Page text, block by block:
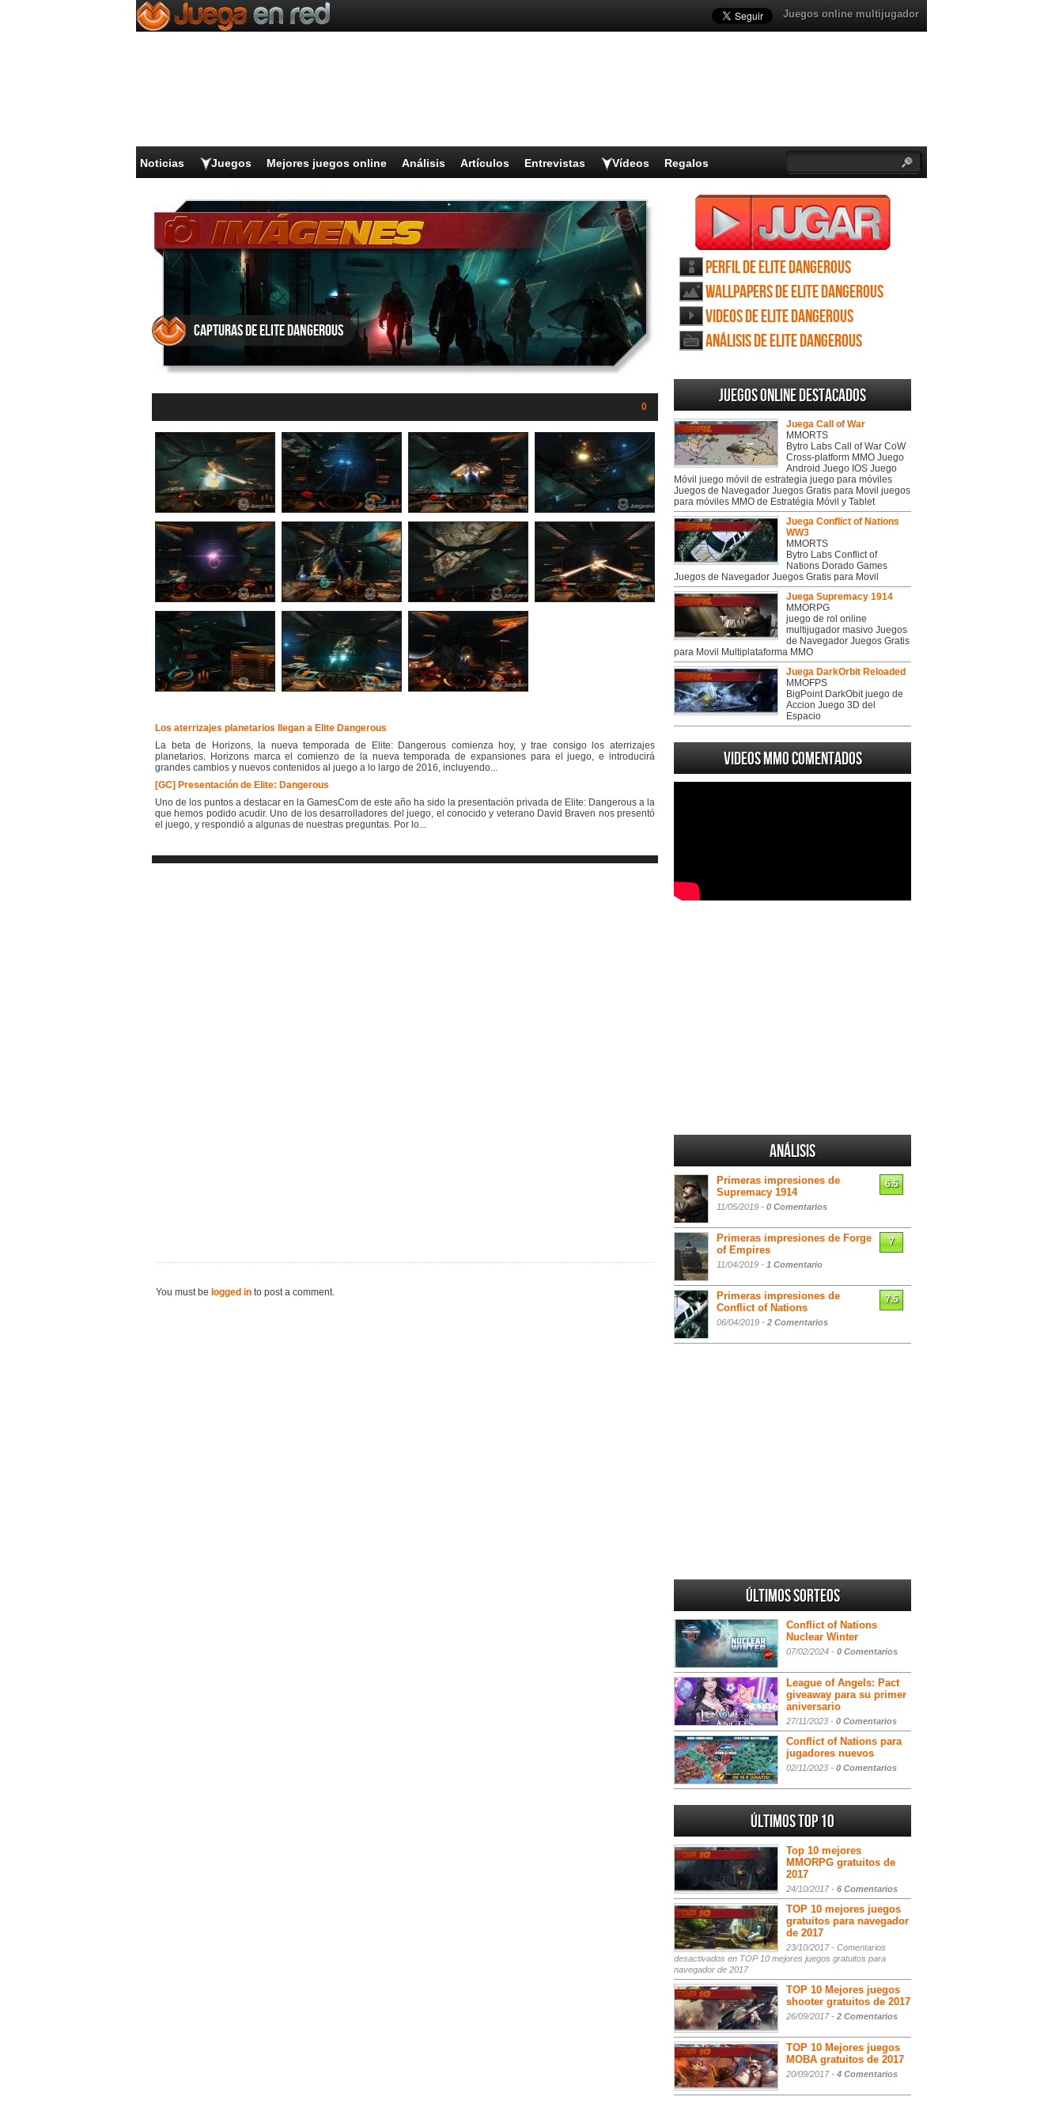
Juegos online multijugador
Noticias Juegos Mejores juegos online Análisis Artículos Entrevistas Vídeos Regalos
Capturas de Elite Dangerous
0
Los aterrizajes planetarios llegan a Elite Dangerous
La beta de Horizons, la nueva temporada de Elite: Dangerous comienza hoy, y trae consigo los aterrizajes
planetarios. Horizons marca el comienzo de la nueva temporada de expansiones para el juego, e introducirá
grandes cambios y nuevos contenidos al juego a lo largo de 2016, incluyendo...
[GC] Presentación de Elite: Dangerous
Uno de los puntos a destacar en la GamesCom de este año ha sido la presentación privada de Elite: Dangerous a la
que hemos podido acudir. Uno de los desarrolladores del juego, el conocido y veterano David Braven nos presentó
el juego, y respondió a algunas de nuestras preguntas. Por lo...
You must be logged in to post a comment.
Perfil de Elite Dangerous
Wallpapers de Elite Dangerous
Videos de Elite Dangerous
Análisis de Elite Dangerous
Juegos online destacados
Juega Call of War
MMORTS
Bytro Labs Call of War CoW
Cross-platform MMO Juego
Android Juego IOS Juego
Móvil juego móvil de estrategia juego para móviles
Juegos de Navegador Juegos Gratis para Movil juegos
para móviles MMO de Estratégia Móvil y Tablet
Juega Conflict of Nations
WW3
MMORTS
Bytro Labs Conflict of
Nations Dorado Games
Juegos de Navegador Juegos Gratis para Movil
Juega Supremacy 1914
MMORPG
juego de rol online
multijugador masivo Juegos
de Navegador Juegos Gratis
para Movil Multiplataforma MMO
Juega DarkOrbit Reloaded
MMOFPS
BigPoint DarkObit juego de
Accion Juego 3D del
Espacio
Videos MMO Comentados
Análisis
Primeras impresiones de
Supremacy 1914
11/05/2019 - 0 Comentarios
6.5
Primeras impresiones de Forge
of Empires
11/04/2019 - 1 Comentario
7
Primeras impresiones de
Conflict of Nations
06/04/2019 - 2 Comentarios
7.5
Últimos sorteos
Conflict of Nations
Nuclear Winter
07/02/2024 - 0 Comentarios
League of Angels: Pact
giveaway para su primer
aniversario
27/11/2023 - 0 Comentarios
Conflict of Nations para
jugadores nuevos
02/11/2023 - 0 Comentarios
Últimos Top 10
Top 10 mejores
MMORPG gratuitos de
2017
24/10/2017 - 6 Comentarios
TOP 10 mejores juegos
gratuitos para navegador
de 2017
23/10/2017 - Comentarios
desactivados en TOP 10 mejores juegos gratuitos para
navegador de 2017
TOP 10 Mejores juegos
shooter gratuitos de 2017
26/09/2017 - 2 Comentarios
TOP 10 Mejores juegos
MOBA gratuitos de 2017
20/09/2017 - 4 Comentarios